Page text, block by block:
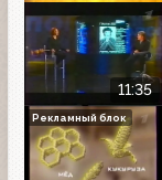
11:35
Рекламный блок